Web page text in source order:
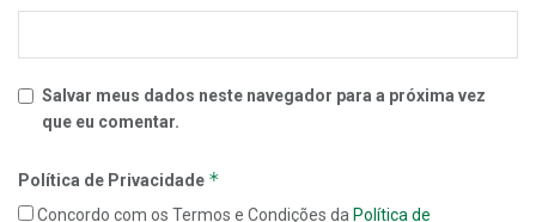
Salvar meus dados neste navegador para a próxima vez
que eu comentar.
Política de Privacidade *
Concordo com os Termos e Condições da Política de